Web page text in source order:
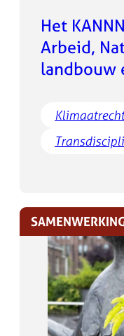
Het
Arbeid,
landbouw